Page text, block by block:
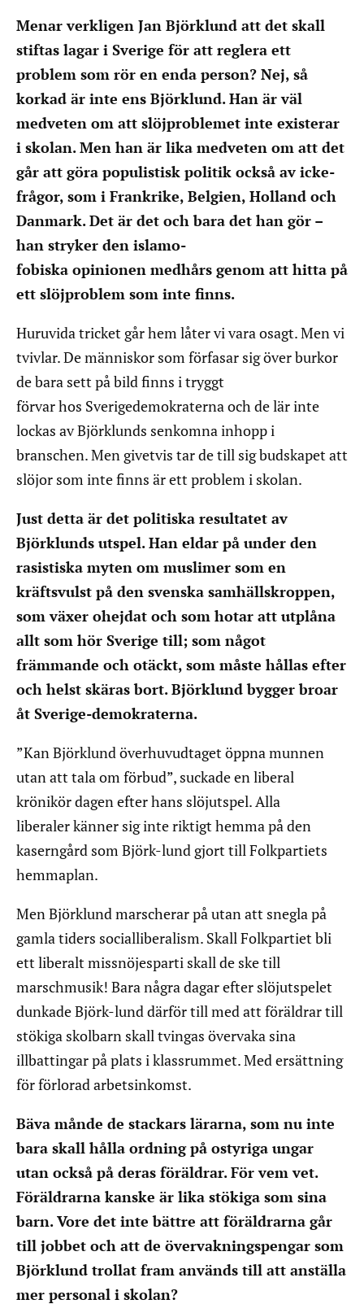
Menar verkligen Jan Björklund att det skall
stiftas lagar i Sverige för att reglera ett
problem som rör en enda person? Nej, så
korkad är inte ens Björklund. Han är väl
medveten om att slöjproblemet inte existerar
i skolan. Men han är lika medveten om att det
går att göra populistisk politik också av icke-
frågor, som i Frankrike, Belgien, Holland och
Danmark. Det är det och bara det han gör –
han stryker den islamo-
fobiska opinionen medhårs genom att hitta på
ett slöjproblem som inte finns.
Huruvida tricket går hem låter vi vara osagt. Men vi
tvivlar. De människor som förfasar sig över burkor
de bara sett på bild finns i tryggt
förvar hos Sverigedemokraterna och de lär inte
lockas av Björklunds senkomna inhopp i
branschen. Men givetvis tar de till sig budskapet att
slöjor som inte finns är ett problem i skolan.
Just detta är det politiska resultatet av
Björklunds utspel. Han eldar på under den
rasistiska myten om muslimer som en
kräftsvulst på den svenska samhällskroppen,
som växer ohejdat och som hotar att utplåna
allt som hör Sverige till; som något
främmande och otäckt, som måste hållas efter
och helst skäras bort. Björklund bygger broar
åt Sverige-demokraterna.
”Kan Björklund överhuvudtaget öppna munnen
utan att tala om förbud”, suckade en liberal
krönikör dagen efter hans slöjutspel. Alla
liberaler känner sig inte riktigt hemma på den
kaserngård som Björk-lund gjort till Folkpartiets
hemmaplan.
Men Björklund marscherar på utan att snegla på
gamla tiders socialliberalism. Skall Folkpartiet bli
ett liberalt missnöjesparti skall de ske till
marschmusik! Bara några dagar efter slöjutspelet
dunkade Björk-lund därför till med att föräldrar till
stökiga skolbarn skall tvingas övervaka sina
illbattingar på plats i klassrummet. Med ersättning
för förlorad arbetsinkomst.
Bäva månde de stackars lärarna, som nu inte
bara skall hålla ordning på ostyriga ungar
utan också på deras föräldrar. För vem vet.
Föräldrarna kanske är lika stökiga som sina
barn. Vore det inte bättre att föräldrarna går
till jobbet och att de övervakningspengar som
Björklund trollat fram används till att anställa
mer personal i skolan?